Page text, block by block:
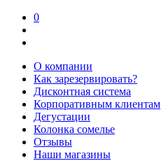
0
О компании
Как зарезервировать?
Дисконтная система
Корпоративным клиентам
Дегустации
Колонка сомелье
Отзывы
Наши магазины